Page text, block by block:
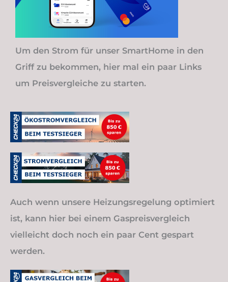
Um den Strom für unser SmartHome in den
Griff zu bekommen, hier mal ein paar Links
um Preisvergleiche zu starten.
Auch wenn unsere Heizungsregelung optimiert
ist, kann hier bei einem Gaspreisvergleich
vielleicht doch noch ein paar Cent gespart
werden.